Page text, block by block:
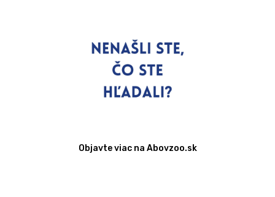
Objavte viac na Abovzoo.sk